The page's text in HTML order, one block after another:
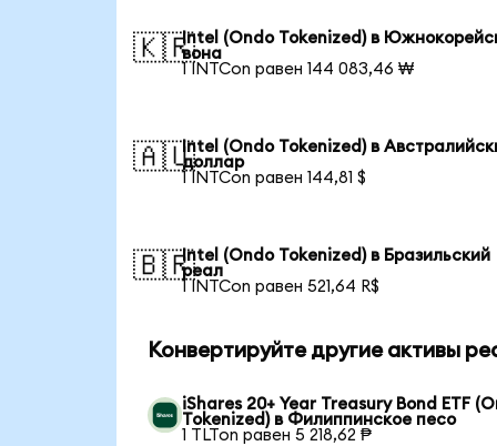
🇰🇷Intel (Ondo Tokenized) в
вона
1 INTCon равен 144 083,46 ₩
🇦🇺Intel (Ondo Tokenized) в
доллар
1 INTCon равен 144,81 $
🇧🇷Intel (Ondo Tokenized) в Бразильский
реал
1 INTCon равен 521,64 R$
Конвертируйте другие активы
iShares 20+ Year Treasury Bond ETF
Tokenized) в Филиппинское песо
1 TLTon равен 5 218,62 ₱